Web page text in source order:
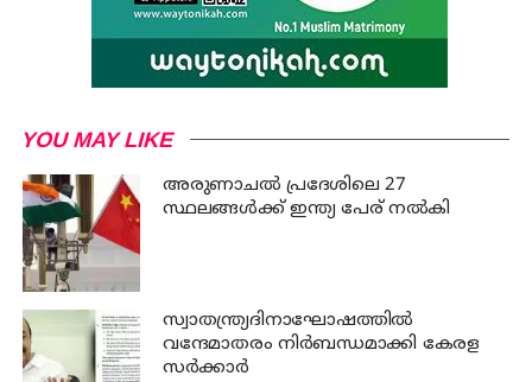
YOU MAY LIKE
അരുണാചല്‍ പ്രദേശിലെ 27
സ്ഥലങ്ങള്‍ക്ക് ഇന്ത്യ പേര് നല്‍കി
സ്വാതന്ത്ര്യദിനാഘോഷത്തില്‍
വന്ദേമാതരം നിര്‍ബന്ധമാക്കി കേരള
സര്‍ക്കാര്‍